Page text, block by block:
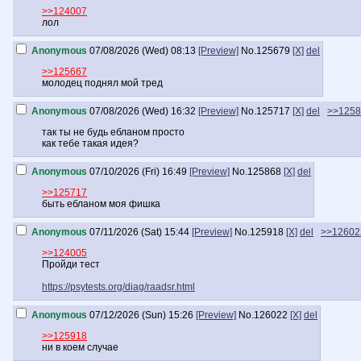
>>124007
лол
Anonymous 07/08/2026 (Wed) 08:13 [Preview] No.125679 [X] del
>>125667
молодец поднял мой тред
Anonymous 07/08/2026 (Wed) 16:32 [Preview] No.125717 [X] del
так ты не будь ебланом просто
как тебе такая идея?
Anonymous 07/10/2026 (Fri) 16:49 [Preview] No.125868 [X] del
>>125717
быть ебланом моя фишка
Anonymous 07/11/2026 (Sat) 15:44 [Preview] No.125918 [X] del
>>124005
Пройди тест
https://psytests.org/diag/raadsr.html
Anonymous 07/12/2026 (Sun) 15:26 [Preview] No.126022 [X] del
>>125918
ни в коем случае